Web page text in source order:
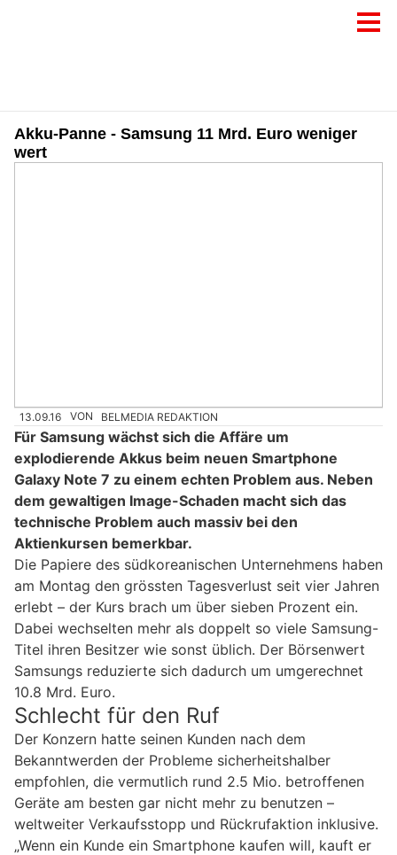
Akku-Panne - Samsung 11 Mrd. Euro weniger
wert
13.09.16 VON BELMEDIA REDAKTION
Für Samsung wächst sich die Affäre um
explodierende Akkus beim neuen Smartphone
Galaxy Note 7 zu einem echten Problem aus. Neben
dem gewaltigen Image-Schaden macht sich das
technische Problem auch massiv bei den
Aktienkursen bemerkbar.
Die Papiere des südkoreanischen Unternehmens haben
am Montag den grössten Tagesverlust seit vier Jahren
erlebt – der Kurs brach um über sieben Prozent ein.
Dabei wechselten mehr als doppelt so viele Samsung-
Titel ihren Besitzer wie sonst üblich. Der Börsenwert
Samsungs reduzierte sich dadurch um umgerechnet
10.8 Mrd. Euro.
Schlecht für den Ruf
Der Konzern hatte seinen Kunden nach dem
Bekanntwerden der Probleme sicherheitshalber
empfohlen, die vermutlich rund 2.5 Mio. betroffenen
Geräte am besten gar nicht mehr zu benutzen –
weltweiter Verkaufsstopp und Rückrufaktion inklusive.
„Wenn ein Kunde ein Smartphone kaufen will, kauft er